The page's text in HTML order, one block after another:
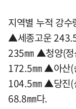
지역별 누적 강
▲세종고운
235㎜ ▲청양(
172.5㎜ ▲아산
104.5㎜ ▲당진
68.8㎜다.